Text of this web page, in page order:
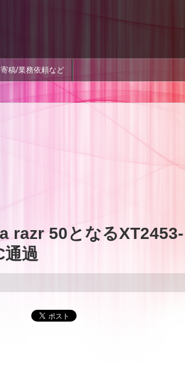
寄稿/業務依頼など
razr 50となるXT2453-
通過